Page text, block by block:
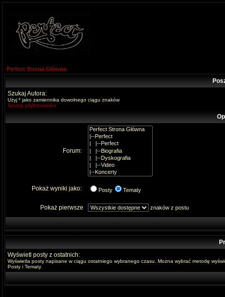
Perfect Strona Główna
Szukaj Autora:
Użyj * jako zamiennika dowolnego ciągu znaków
Szukaj użytkowników
Forum:
Pokaż wyniki jako: Posty Tematy
Pokaż pierwsze znaków z postu
Wyświetl posty z ostatnich:
Wyświetla posty napisane w ciągu ostatniego wybranego czasu. Można wybrać metodę
Posty i Tematy